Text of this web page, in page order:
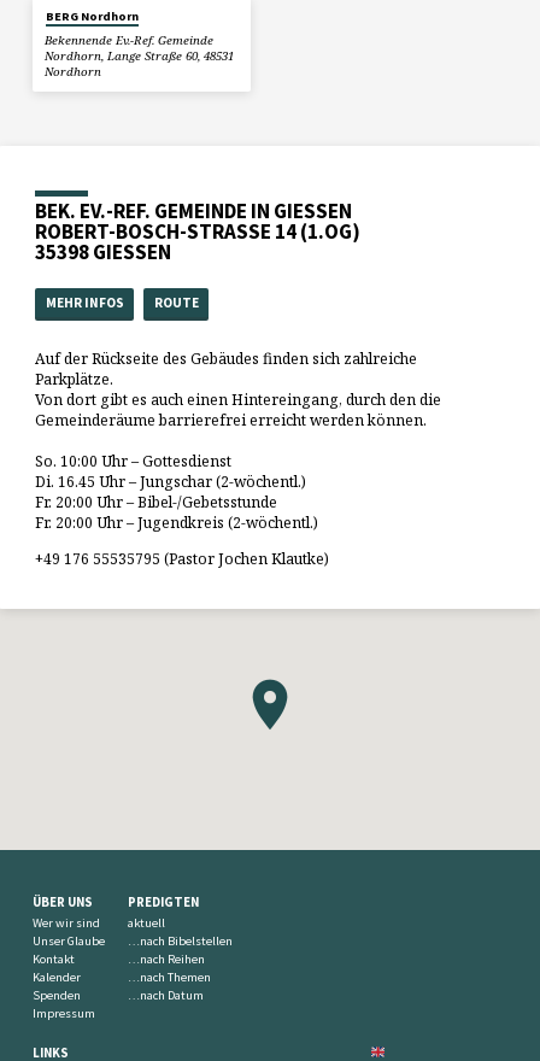
BERG Nordhorn
Bekennende Ev.-Ref. Gemeinde
Nordhorn, Lange Straße 60, 48531
Nordhorn
BEK. EV.-REF. GEMEINDE IN GIESSEN
ROBERT-BOSCH-STRASSE 14 (1.OG)
35398 GIESSEN
MEHR INFOS ROUTE
Auf der Rückseite des Gebäudes finden sich zahlreiche
Parkplätze.
Von dort gibt es auch einen Hintereingang, durch den die
Gemeinderäume barrierefrei erreicht werden können.
So. 10:00 Uhr – Gottesdienst
Di. 16.45 Uhr – Jungschar (2-wöchentl.)
Fr. 20:00 Uhr – Bibel-/Gebetsstunde
Fr. 20:00 Uhr – Jugendkreis (2-wöchentl.)
+49 176 55535795 (Pastor Jochen Klautke)
ÜBER UNS
Wer wir sind
Unser Glaube
Kontakt
Kalender
Spenden
Impressum
PREDIGTEN
aktuell
…nach Bibelstellen
…nach Reihen
…nach Themen
…nach Datum
LINKS